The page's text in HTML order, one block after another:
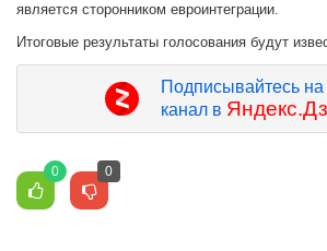
является сторонником евроинтеграции.
Итоговые результаты голосования будут
Подписывайтесь
канал в
0 0